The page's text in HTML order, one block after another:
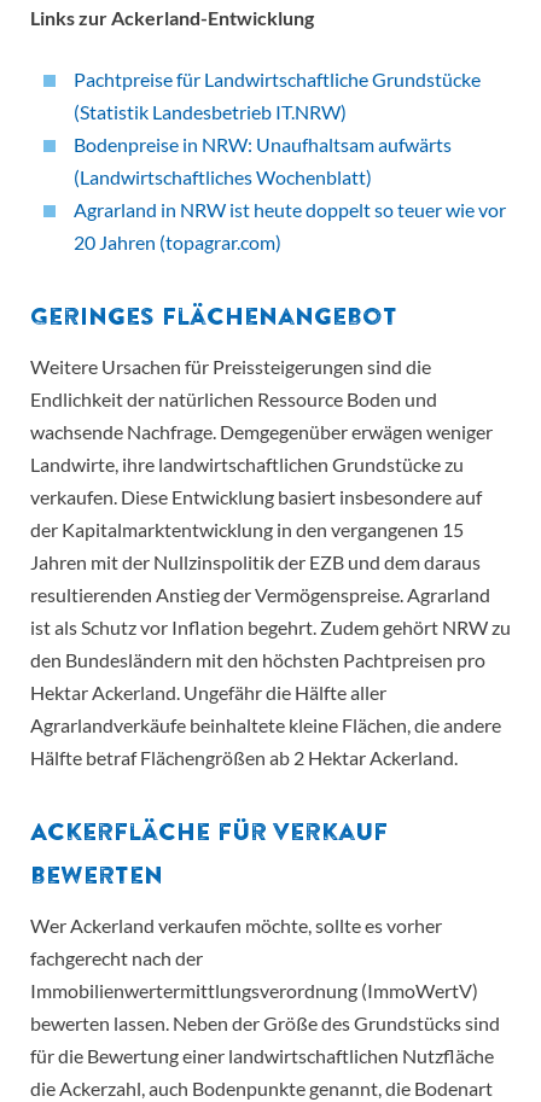
Links zur Ackerland-Entwicklung
Pachtpreise für Landwirtschaftliche Grundstücke
(Statistik Landesbetrieb IT.NRW)
Bodenpreise in NRW: Unaufhaltsam aufwärts
(Landwirtschaftliches Wochenblatt)
Agrarland in NRW ist heute doppelt so teuer wie vor
20 Jahren (topagrar.com)
Geringes Flächenangebot
Weitere Ursachen für Preissteigerungen sind die
Endlichkeit der natürlichen Ressource Boden und
wachsende Nachfrage. Demgegenüber erwägen weniger
Landwirte, ihre landwirtschaftlichen Grundstücke zu
verkaufen. Diese Entwicklung basiert insbesondere auf
der Kapitalmarktentwicklung in den vergangenen 15
Jahren mit der Nullzinspolitik der EZB und dem daraus
resultierenden Anstieg der Vermögenspreise. Agrarland
ist als Schutz vor Inflation begehrt. Zudem gehört NRW zu
den Bundesländern mit den höchsten Pachtpreisen pro
Hektar Ackerland. Ungefähr die Hälfte aller
Agrarlandverkäufe beinhaltete kleine Flächen, die andere
Hälfte betraf Flächengrößen ab 2 Hektar Ackerland.
Ackerfläche für Verkauf
bewerten
Wer Ackerland verkaufen möchte, sollte es vorher
fachgerecht nach der
Immobilienwertermittlungsverordnung (ImmoWertV)
bewerten lassen. Neben der Größe des Grundstücks sind
für die Bewertung einer landwirtschaftlichen Nutzfläche
die Ackerzahl, auch Bodenpunkte genannt, die Bodenart